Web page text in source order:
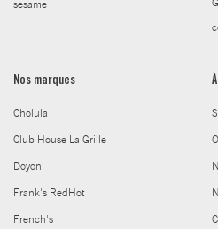
sesame
Nos marques
Cholula
Club House La Grille
Doyon
Frank's RedHot
French's